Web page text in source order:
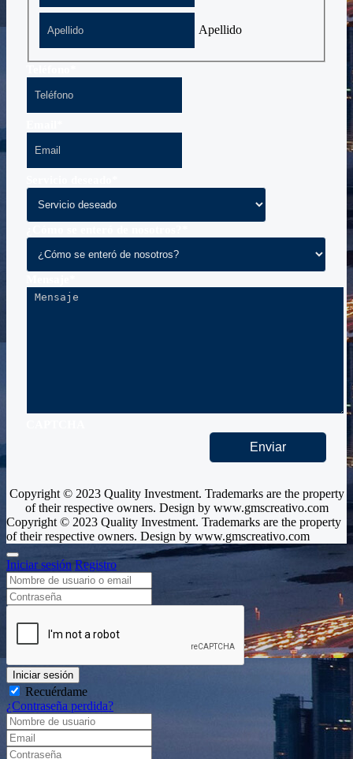
Apellido
Copyright © 2023 Quality Investment. Trademarks are the property
of their respective owners. Design by www.gmscreativo.com
Copyright © 2023 Quality Investment. Trademarks are the property
of their respective owners. Design by www.gmscreativo.com
Iniciar sesión Registro
Iniciar sesión
Recuérdame
¿Contraseña perdida?